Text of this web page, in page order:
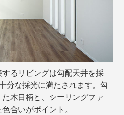
るリビングは勾配天井を採
分な採光に満たされます。勾
木目柄と、シーリングファ
合いがポイント。